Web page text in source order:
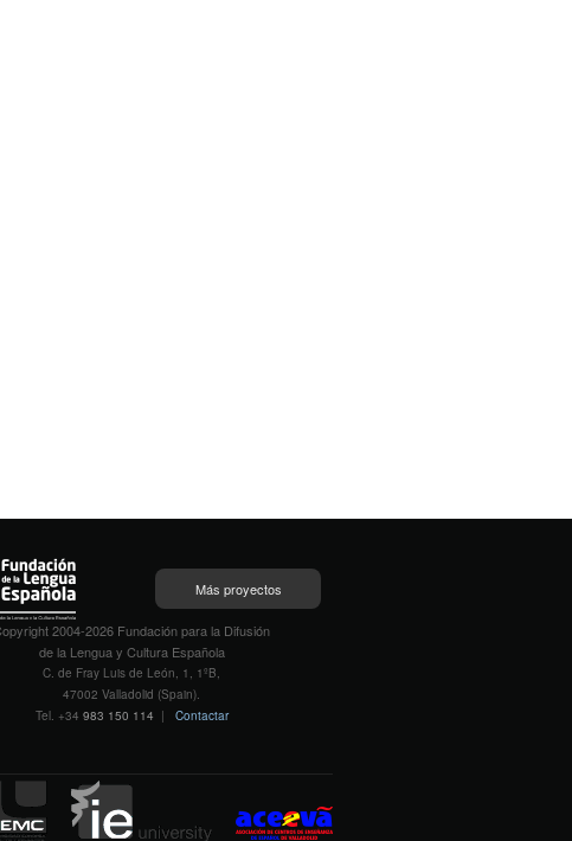
Más proyectos
2004-2026 Fundación para la Difusión
de la Lengua y Cultura Española
C. de Fray Luis de León, 1, 1ºB,
47002 Valladolid (Spain).
Tel. +34 983 150 114 | Contactar